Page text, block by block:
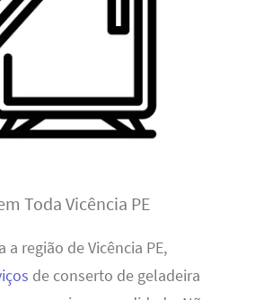
Toda Vicência PE
região de Vicência PE,
de conserto de geladeira